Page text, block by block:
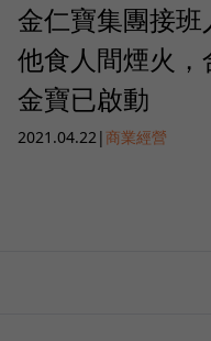
金仁寶集團接
他食人間煙火
金寶已啟動
2021.04.22|商業經營